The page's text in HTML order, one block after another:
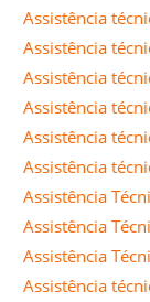
Assistência
Assistência
Assistência
Assistência
Assistência
Assistência
Assistência
Assistência
Assistência
Assistência